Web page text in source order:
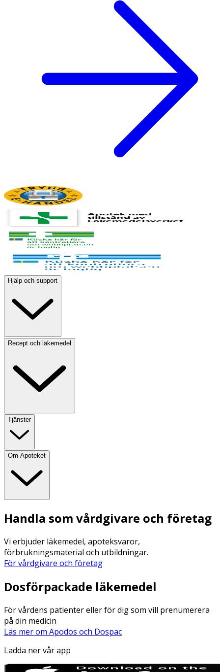
Hjälp och support
Recept och läkemedel
Tjänster
Om Apoteket
Handla som vårdgivare och företag
Vi erbjuder läkemedel, apoteksvaror,
förbrukningsmaterial och utbildningar.
För vårdgivare och företag
Dosförpackade läkemedel
För vårdens patienter eller för dig som vill prenumerera
på din medicin
Läs mer om Apodos och Dospac
Ladda ner vår app